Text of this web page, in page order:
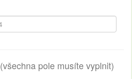
(všechna pole musíte vyplnit)